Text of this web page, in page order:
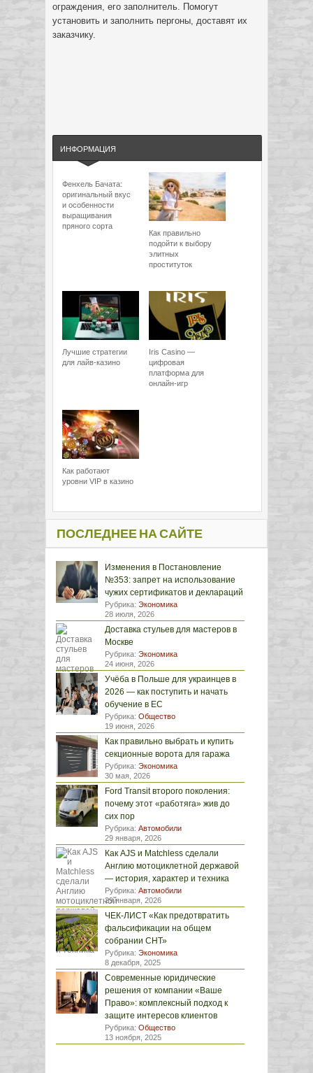
ограждения, его заполнитель. Помогут
установить и заполнить пергоны, доставят их
заказчику.
ИНФОРМАЦИЯ
Фенхель Бачата:
оригинальный вкус
и особенности
выращивания
пряного сорта
Как правильно
подойти к выбору
элитных
проституток
Лучшие стратегии
для лайв-казино
Iris Casino —
цифровая
платформа для
онлайн-игр
Как работают
уровни VIP в казино
ПОСЛЕДНЕЕ НА САЙТЕ
Изменения в Постановление
№353: запрет на использование
чужих сертификатов и деклараций
Рубрика: Экономика
28 июля, 2026
Доставка стульев для мастеров в
Москве
Рубрика: Экономика
24 июня, 2026
Учёба в Польше для украинцев в
2026 — как поступить и начать
обучение в ЕС
Рубрика: Общество
19 июня, 2026
Как правильно выбрать и купить
секционные ворота для гаража
Рубрика: Экономика
30 мая, 2026
Ford Transit второго поколения:
почему этот «работяга» жив до
сих пор
Рубрика: Автомобили
29 января, 2026
Как AJS и Matchless сделали
Англию мотоциклетной державой
— история, характер и техника
Рубрика: Автомобили
29 января, 2026
ЧЕК-ЛИСТ «Как предотвратить
фальсификации на общем
собрании СНТ»
Рубрика: Экономика
8 декабря, 2025
Современные юридические
решения от компании «Ваше
Право»: комплексный подход к
защите интересов клиентов
Рубрика: Общество
13 ноября, 2025